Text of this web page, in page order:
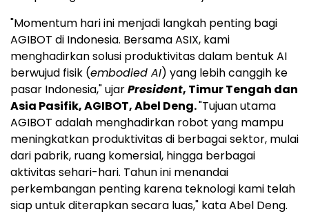
"Momentum hari ini menjadi langkah penting bagi
AGIBOT di Indonesia. Bersama ASIX, kami
menghadirkan solusi produktivitas dalam bentuk AI
berwujud fisik (embodied AI) yang lebih canggih ke
pasar Indonesia," ujarPresident, Timur Tengah dan
Asia Pasifik, AGIBOT, Abel Deng."Tujuan utama
AGIBOT adalah menghadirkan robot yang mampu
meningkatkan produktivitas di berbagai sektor, mulai
dari pabrik, ruang komersial, hingga berbagai
aktivitas sehari-hari. Tahun ini menandai
perkembangan penting karena teknologi kami telah
siap untuk diterapkan secara luas," kata Abel Deng.